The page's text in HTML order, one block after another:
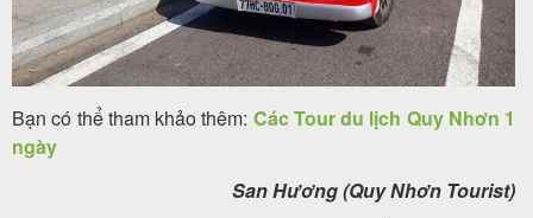
Bạn có thể tham khảo thêm: Các Tour du lịch Quy Nhơn 1
ngày
San Hương (Quy Nhơn Tourist)